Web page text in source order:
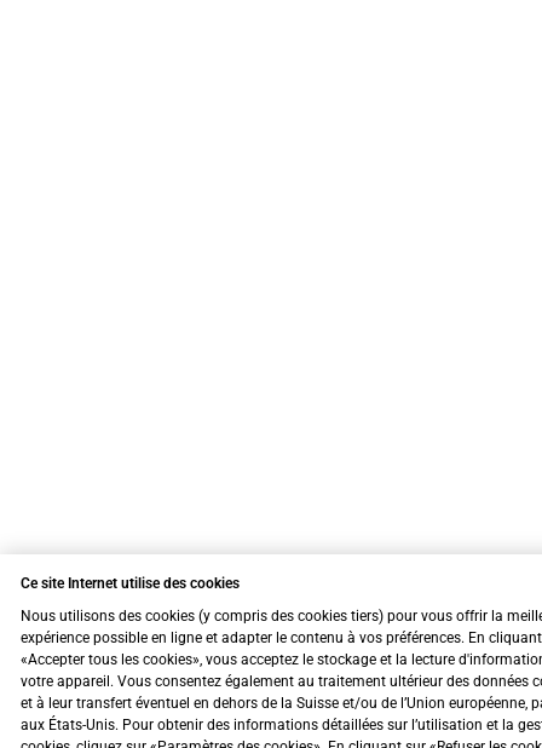
Ce site Internet utilise des cookies
Nous utilisons des cookies (y compris des cookies tiers) pour vous offrir la
expérience possible en ligne et adapter le contenu à vos préférences. En
«Accepter tous les cookies», vous acceptez le stockage et la lecture
votre appareil. Vous consentez également au traitement ultérieur des données
et à leur transfert éventuel en dehors de la Suisse et/ou de l’Union européenne,
aux États-Unis. Pour obtenir des informations détaillées sur l’utilisation et la